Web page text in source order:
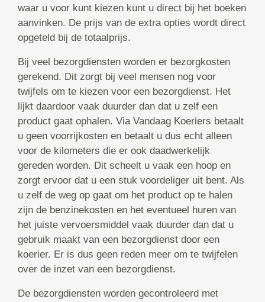
waar u voor kunt kiezen kunt u direct bij het boeken
aanvinken. De prijs van de extra opties wordt direct
opgeteld bij de totaalprijs.
Bij veel bezorgdiensten worden er bezorgkosten
gerekend. Dit zorgt bij veel mensen nog voor
twijfels om te kiezen voor een bezorgdienst. Het
lijkt daardoor vaak duurder dan dat u zelf een
product gaat ophalen. Via Vandaag Koeriers betaalt
u geen voorrijkosten en betaalt u dus echt alleen
voor de kilometers die er ook daadwerkelijk
gereden worden. Dit scheelt u vaak een hoop en
zorgt ervoor dat u een stuk voordeliger uit bent. Als
u zelf de weg op gaat om het product op te halen
zijn de benzinekosten en het eventueel huren van
het juiste vervoersmiddel vaak duurder dan dat u
gebruik maakt van een bezorgdienst door een
koerier. Er is dus geen reden meer om te twijfelen
over de inzet van een bezorgdienst.
De bezorgdiensten worden gecontroleerd met